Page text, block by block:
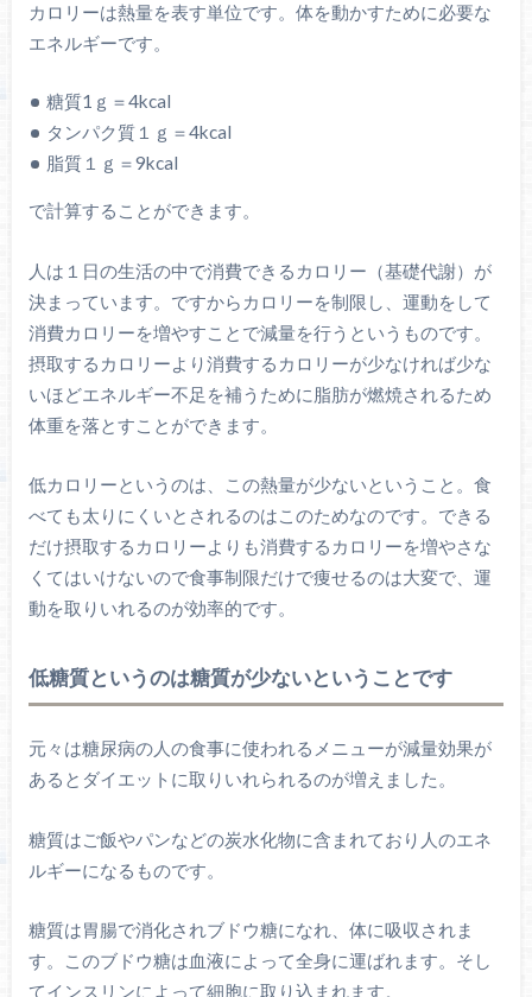
カロリーは熱量を表す単位です。体を動かすために必要な
エネルギーです。
糖質1ｇ＝4kcal
タンパク質１ｇ＝4kcal
脂質１ｇ＝9kcal
で計算することができます。
人は１日の生活の中で消費できるカロリー（基礎代謝）が
決まっています。ですからカロリーを制限し、運動をして
消費カロリーを増やすことで減量を行うというものです。
摂取するカロリーより消費するカロリーが少なければ少な
いほどエネルギー不足を補うために脂肪が燃焼されるため
体重を落とすことができます。
低カロリーというのは、この熱量が少ないということ。食
べても太りにくいとされるのはこのためなのです。できる
だけ摂取するカロリーよりも消費するカロリーを増やさな
くてはいけないので食事制限だけで痩せるのは大変で、運
動を取りいれるのが効率的です。
低糖質というのは糖質が少ないということです
元々は糖尿病の人の食事に使われるメニューが減量効果が
あるとダイエットに取りいれられるのが増えました。
糖質はご飯やパンなどの炭水化物に含まれており人のエネ
ルギーになるものです。
糖質は胃腸で消化されブドウ糖になれ、体に吸収されま
す。このブドウ糖は血液によって全身に運ばれます。そし
てインスリンによって細胞に取り込まれます。